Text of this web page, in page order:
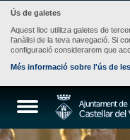
Ús de galetes
Aquest lloc utilitza galetes de
l'anàlisi de la teva navegació. Si
configuració considerarem que
Més informació sobre l'ús de